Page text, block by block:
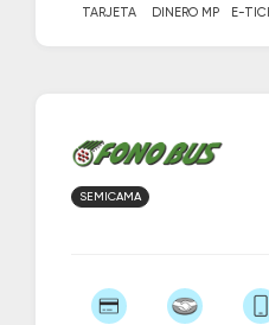
TARJETA DINERO MP E-
SEMICAMA